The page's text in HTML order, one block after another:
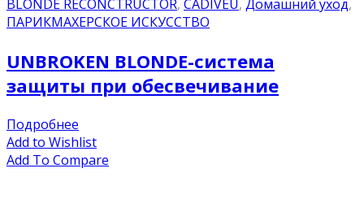
BLONDE RECONCTRUCTOR, CADIVEU, Домашний уход,
ПАРИКМАХЕРСКОЕ ИСКУССТВО
UNBROKEN BLONDE-система
защиты при обесвечивание
Подробнее
Add to Wishlist
Add To Compare